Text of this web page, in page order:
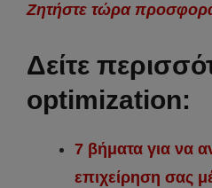
Ζητήστε τώρα
Δείτε
optimization:
7 βήματα για να
επιχείρηση σας